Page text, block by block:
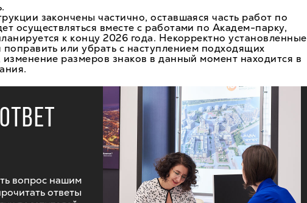
закончены частично, оставшаяся часть работ по
осуществляться вместе с работами по Академ-парку,
к концу 2026 года. Некорректно установленные
поправить или убрать с наступлением подходящих
размеров знаков в данный момент находится в
вопрос нашим
ответы